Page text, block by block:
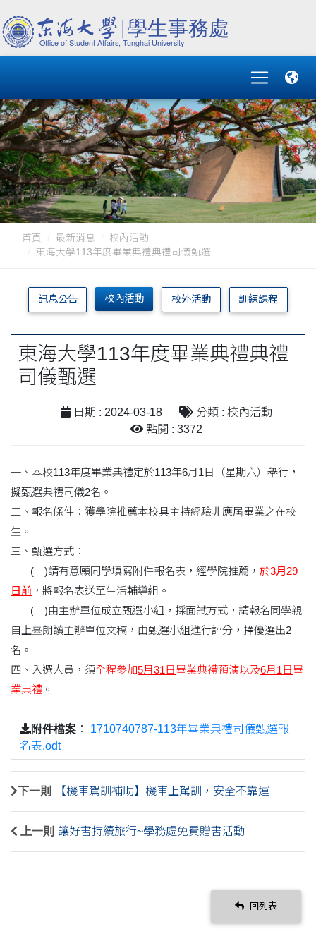
首頁 最新消息
校內活動
東海大學113年度畢業典禮典禮司儀甄選
訊息公告 校內活動 校外活動 訓練課程
東海大學113年度畢業典禮典禮
司儀甄選
日期 : 2024-03-18
分類 : 校內活動
點閱 : 3372
一、本校113年度畢業典禮定於113年6月1日（星期六）舉行，
擬甄選典禮司儀2名。
二、報名條件：獲學院推薦本校具主持經驗非應屆畢業之在校
生。
三、甄選方式：
(一)請有意願同學填寫附件報名表，經學院推薦， 於3月29
日前 ，將報名表送至生活輔導組。
(二)由主辦單位成立甄選小組，採面試方式，請報名同學親
自上臺朗讀主辦單位文稿，由甄選小組進行評分，擇優選出2
名。
四、入選人員，須全程參加5月31日畢業典禮預演以及6月1日畢
業典禮 。
附件檔案 ： 1710740787-113年畢業典禮司儀甄選報
名表.odt
下一則 【機車駕訓補助】機車上駕訓，安全不靠運
上一則 讓好書持續旅行~學務處免費贈書活動
回列表